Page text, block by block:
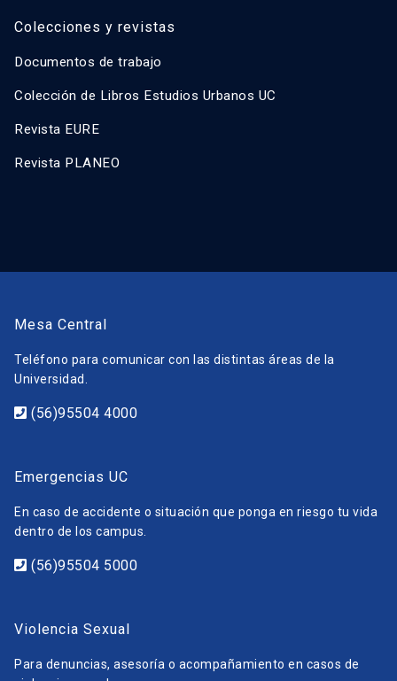
Colecciones y revistas
Documentos de trabajo
Colección de Libros Estudios Urbanos UC
Revista EURE
Revista PLANEO
Mesa Central
Teléfono para comunicar con las distintas áreas de la
Universidad.
(56)95504 4000
Emergencias UC
En caso de accidente o situación que ponga en riesgo tu vida
dentro de los campus.
(56)95504 5000
Violencia Sexual
Para denuncias, asesoría o acompañamiento en casos de